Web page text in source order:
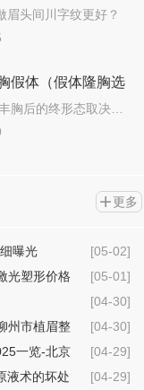
力股医生汇聚于
眉头间川字纹更好？
假体（假体隆胸选
胸后的终形态取决…
更多
[05-02]
曝光
[05-01]
光塑形价格
[04-30]
[04-30]
州市植眉整
[04-29]
一览-北京
[04-29]
液术的坏处